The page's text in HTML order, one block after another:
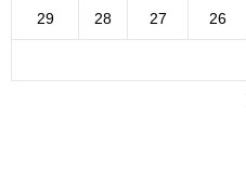
26
27
28
29